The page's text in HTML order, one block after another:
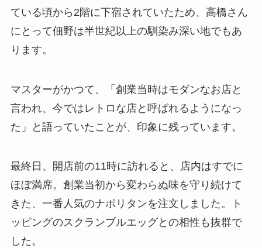
ている頃から2階に下宿されていたため、高橋さん
にとって佃野は半世紀以上の馴染み深い地でもあ
ります。
マスターがかつて、「創業当時はモダンなお店と
言われ、今ではレトロな店と呼ばれるようになっ
た」と語っていたことが、印象に残っています。
最終日、開店前の11時に訪れると、店内はすでに
ほぼ満席。創業当初から変わらぬ味を守り続けて
きた、一番人気のナポリタンを注文しました。ト
ッピングのスクランブルエッグとの相性も抜群で
した。